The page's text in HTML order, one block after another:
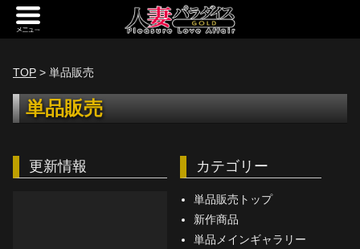
トップページ
[定額] メインギャラリー
TOP > 単品販売
単品販売
更新情報 カテゴリー
単品販売トップ
新作商品
単品メインギャラリー